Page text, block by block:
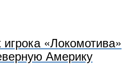
«Локомотива»
Америку